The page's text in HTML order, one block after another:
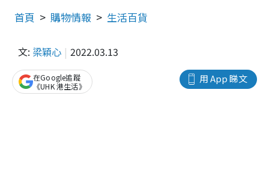
首頁 購物情報 生活百貨
文: 梁穎心 2022.03.13
用 App 睇文
在Google追蹤
《UHK 港生活》